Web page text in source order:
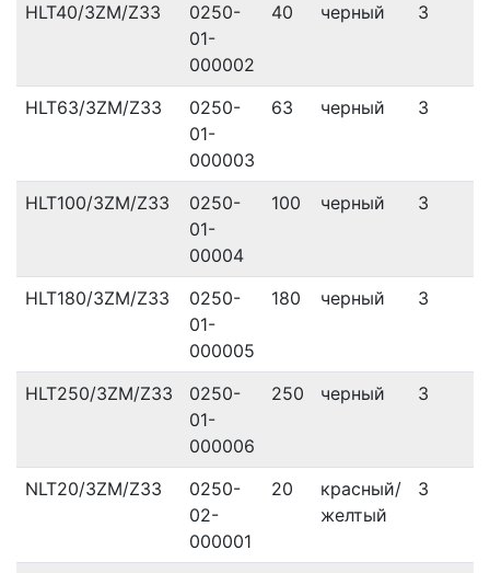
HLT40/3ZM/Z33
0250-
01-
000002
40 черный 3
HLT63/3ZM/Z33
0250-
01-
000003
63 черный 3
HLT100/3ZM/Z33
0250-
01-
00004
100 черный 3
HLT180/3ZM/Z33
0250-
01-
000005
180 черный 3
HLT250/3ZM/Z33
0250-
01-
000006
250 черный 3
NLT20/3ZM/Z33
0250-
02-
000001
20
красный/
желтый
3